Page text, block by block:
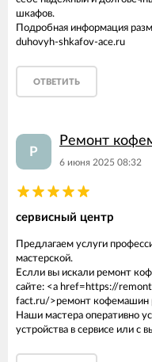
шкафов.
Подробная информация
duhovyh-shkafov-ace.ru
ОТВЕТИТЬ
Р
Ремонт
6 июня 2025 08:32
сервисный центр
Предлагаем услуги
мастерской.
Еслли вы искали ремонт
сайте: <a href=https://
fact.ru/>ремонт кофемашин
Наши мастера оперативно
устройства в сервисе или с